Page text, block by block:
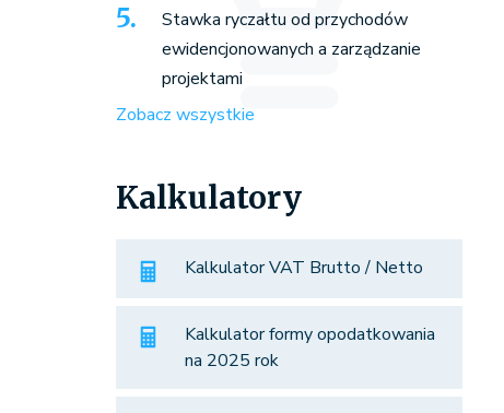
Stawka ryczałtu od przychodów
ewidencjonowanych a zarządzanie
projektami
Zobacz wszystkie
Kalkulatory
Kalkulator VAT Brutto / Netto
Kalkulator formy opodatkowania
na 2025 rok